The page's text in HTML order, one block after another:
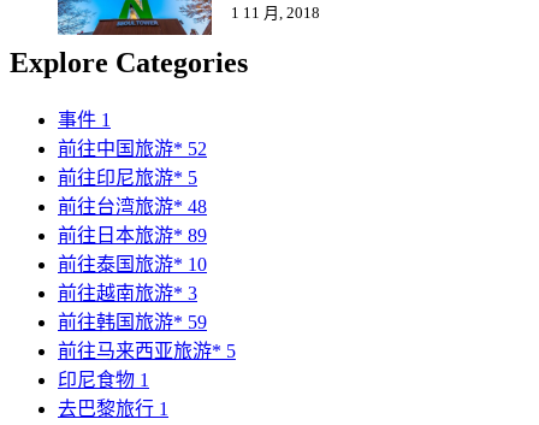
1 11 月, 2018
Explore Categories
事件 1
前往中国旅游* 52
前往印尼旅游* 5
前往台湾旅游* 48
前往日本旅游* 89
前往泰国旅游* 10
前往越南旅游* 3
前往韩国旅游* 59
前往马来西亚旅游* 5
印尼食物 1
去巴黎旅行 1